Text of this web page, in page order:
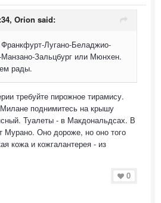
Orion said:
Лугано-Беладжио-
Зальцбург или Мюнхен.
рады.
требуйте пирожное тирамису.
поднимитесь на крышу
Туалеты - в Макдональдсах. В
Мурано. Оно дороже, но оно того
кожа и кожгалантерея - из
0